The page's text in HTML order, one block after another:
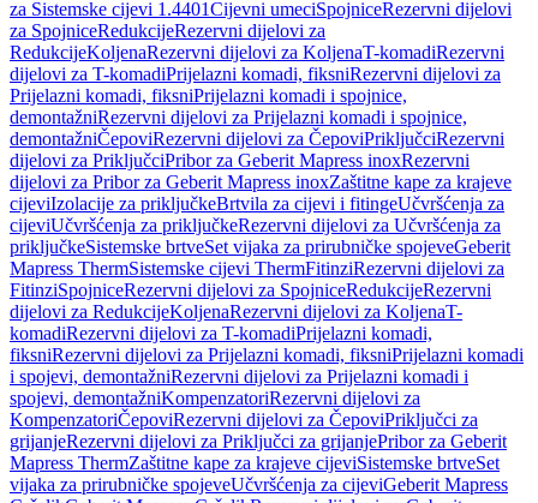
za Sistemske cijevi 1.4401Cijevni umeciSpojniceRezervni dijelovi
za SpojniceRedukcijeRezervni dijelovi za
RedukcijeKoljenaRezervni dijelovi za KoljenaT-komadiRezervni
dijelovi za T-komadiPrijelazni komadi, fiksniRezervni dijelovi za
Prijelazni komadi, fiksniPrijelazni komadi i spojnice,
demontažniRezervni dijelovi za Prijelazni komadi i spojnice,
demontažniČepoviRezervni dijelovi za ČepoviPriključciRezervni
dijelovi za PriključciPribor za Geberit Mapress inoxRezervni
dijelovi za Pribor za Geberit Mapress inoxZaštitne kape za krajeve
cijeviIzolacije za priključkeBrtvila za cijevi i fitingeUčvršćenja za
cijeviUčvršćenja za priključkeRezervni dijelovi za Učvršćenja za
priključkeSistemske brtveSet vijaka za prirubničke spojeveGeberit
Mapress ThermSistemske cijevi ThermFitinziRezervni dijelovi za
FitinziSpojniceRezervni dijelovi za SpojniceRedukcijeRezervni
dijelovi za RedukcijeKoljenaRezervni dijelovi za KoljenaT-
komadiRezervni dijelovi za T-komadiPrijelazni komadi,
fiksniRezervni dijelovi za Prijelazni komadi, fiksniPrijelazni komadi
i spojevi, demontažniRezervni dijelovi za Prijelazni komadi i
spojevi, demontažniKompenzatoriRezervni dijelovi za
KompenzatoriČepoviRezervni dijelovi za ČepoviPriključci za
grijanjeRezervni dijelovi za Priključci za grijanjePribor za Geberit
Mapress ThermZaštitne kape za krajeve cijeviSistemske brtveSet
vijaka za prirubničke spojeveUčvršćenja za cijeviGeberit Mapress